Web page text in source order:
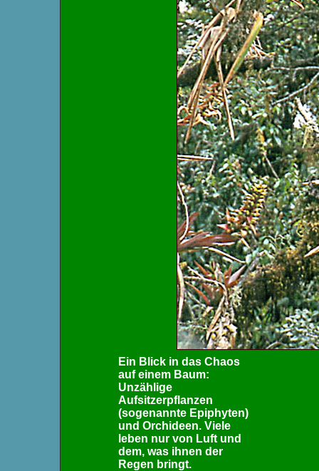
Ein Blick in das Chaos
auf einem Baum:
Unzählige
Aufsitzerpflanzen
(sogenannte Epiphyten)
und Orchideen. Viele
leben nur von Luft und
dem, was ihnen der
Regen bringt.